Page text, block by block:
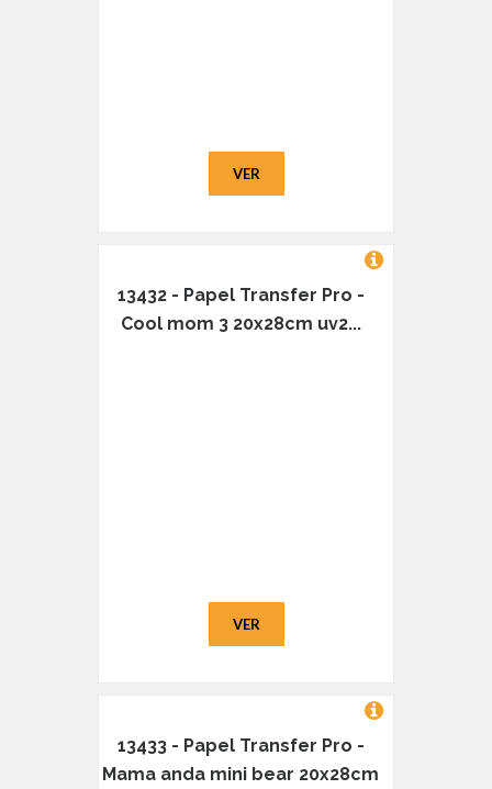
VER
13432 - Papel Transfer Pro -
Cool mom 3 20x28cm uv2...
VER
13433 - Papel Transfer Pro -
Mama anda mini bear 20x28cm